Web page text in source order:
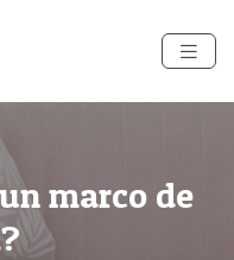
marco de